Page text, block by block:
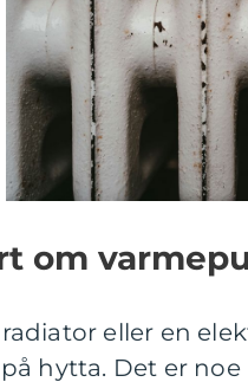
om
eller en
hytta. Det er